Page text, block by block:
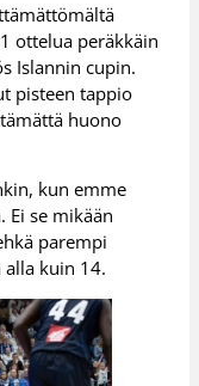
ottelua peräkkäin
Islannin cupin.
pisteen tappio
huono
kun emme
Ei se mikään
parempi
kuin 14.